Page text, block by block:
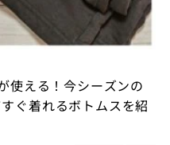
使える！今シーズンの
ぐ着れるボトムスを紹